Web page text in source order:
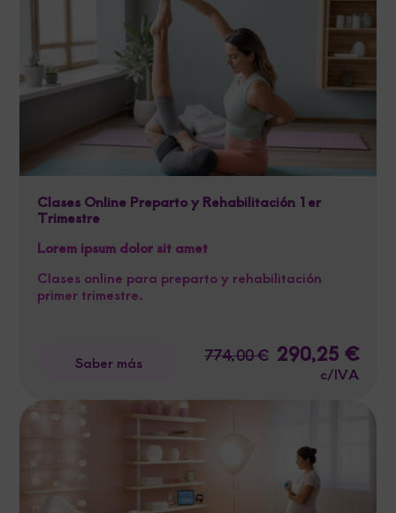
Clases Online Preparto y Rehabilitación 1er
Trimestre
Lorem ipsum dolor sit amet
Clases online para preparto y rehabilitación
primer trimestre.
Saber más 774,00€ El
precio
original
290,25 €El
c/IVA